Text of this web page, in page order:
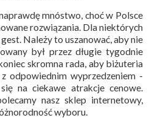
mnóstwo, choć w Polsce
rozwiązania. Dla niektórych
Należy to uszanować, aby nie
był przez długie tygodnie
skromna rada, aby biżuteria
odpowiednim wyprzedzeniem -
na ciekawe atrakcje cenowe.
nasz sklep internetowy,
wyboru.